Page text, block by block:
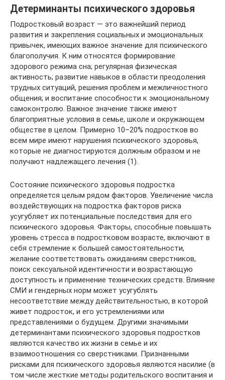
Детерминанты психического здоровья
Подростковый возраст — это важнейший период
развития и закрепления социальных и эмоциональных
привычек, имеющих важное значение для психического
благополучия. К ним относятся формирование
здорового режима сна; регулярная физическая
активность; развитие навыков в области преодоления
трудных ситуаций, решения проблем и межличностного
общения; и воспитание способности к эмоциональному
самоконтролю. Важное значение также имеют
благоприятные условия в семье, школе и окружающем
обществе в целом. Примерно 10–20% подростков во
всем мире имеют нарушения психического здоровья,
которые не диагностируются должным образом и не
получают надлежащего лечения (1).
Состояние психического здоровья подростка
определяется целым рядом факторов. Увеличение числа
воздействующих на подростка факторов риска
усугубляет их потенциальные последствия для его
психического здоровья. Факторы, способные повышать
уровень стресса в подростковом возрасте, включают в
себя стремление к большей самостоятельности,
желание соответствовать ожиданиям сверстников,
поиск сексуальной идентичности и возрастающую
доступность и применение технических средств. Влияние
СМИ и гендерных норм может усугублять
несоответствие между действительностью, в которой
живет подросток, и его устремлениями или
представлениями о будущем. Другими значимыми
детерминантами психического здоровья подростков
являются качество их жизни в семье и их
взаимоотношения со сверстниками. Признанными
рисками для психического здоровья являются насилие (в
том числе жесткие методы родительского воспитания и